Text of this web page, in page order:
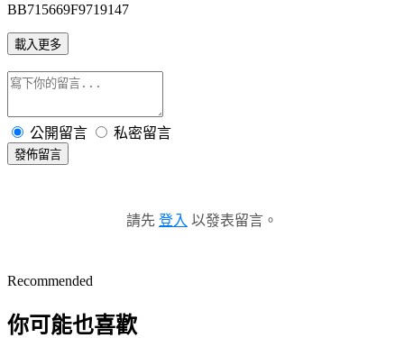
BB715669F9719147
載入更多
公開留言 私密留言
發佈留言
請先 登入 以發表留言。
Recommended
你可能也喜歡